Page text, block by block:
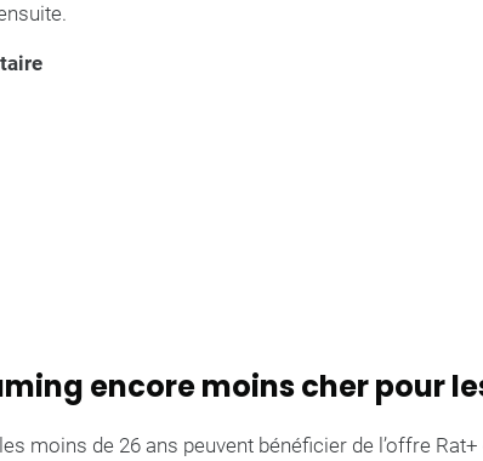
encore moins cher pour
moins de 26 ans peuvent bénéficier de l’offre